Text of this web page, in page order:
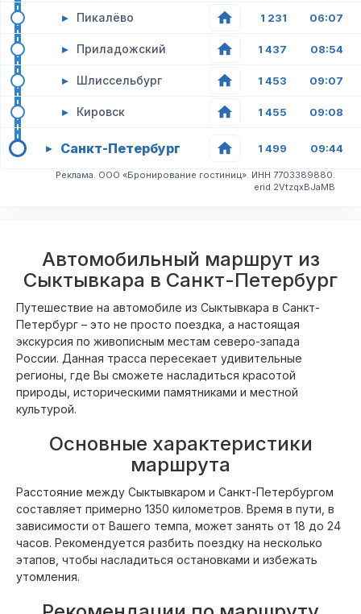
▸ Пикалёво 1 231 06:07
▸ Приладожский 1 437 08:54
▸ Шлиссельбург 1 453 09:07
▸ Кировск 1 455 09:08
▸ Санкт-Петербург 1 499 09:44
Реклама. ООО «Бронирование гостиниц». ИНН 7703389880.
erid 2VtzqxBJaMB
Автомобильный маршрут из
Сыктывкара в Санкт-Петербург
Путешествие на автомобиле из Сыктывкара в Санкт-
Петербург – это не просто поездка, а настоящая
экскурсия по живописным местам северо-запада
России. Данная трасса пересекает удивительные
регионы, где Вы сможете насладиться красотой
природы, историческими памятниками и местной
культурой.
Основные характеристики
маршрута
Расстояние между Сыктывкаром и Санкт-Петербургом
составляет примерно 1350 километров. Время в пути, в
зависимости от Вашего темпа, может занять от 18 до 24
часов. Рекомендуется разбить поездку на несколько
этапов, чтобы насладиться остановками и избежать
утомления.